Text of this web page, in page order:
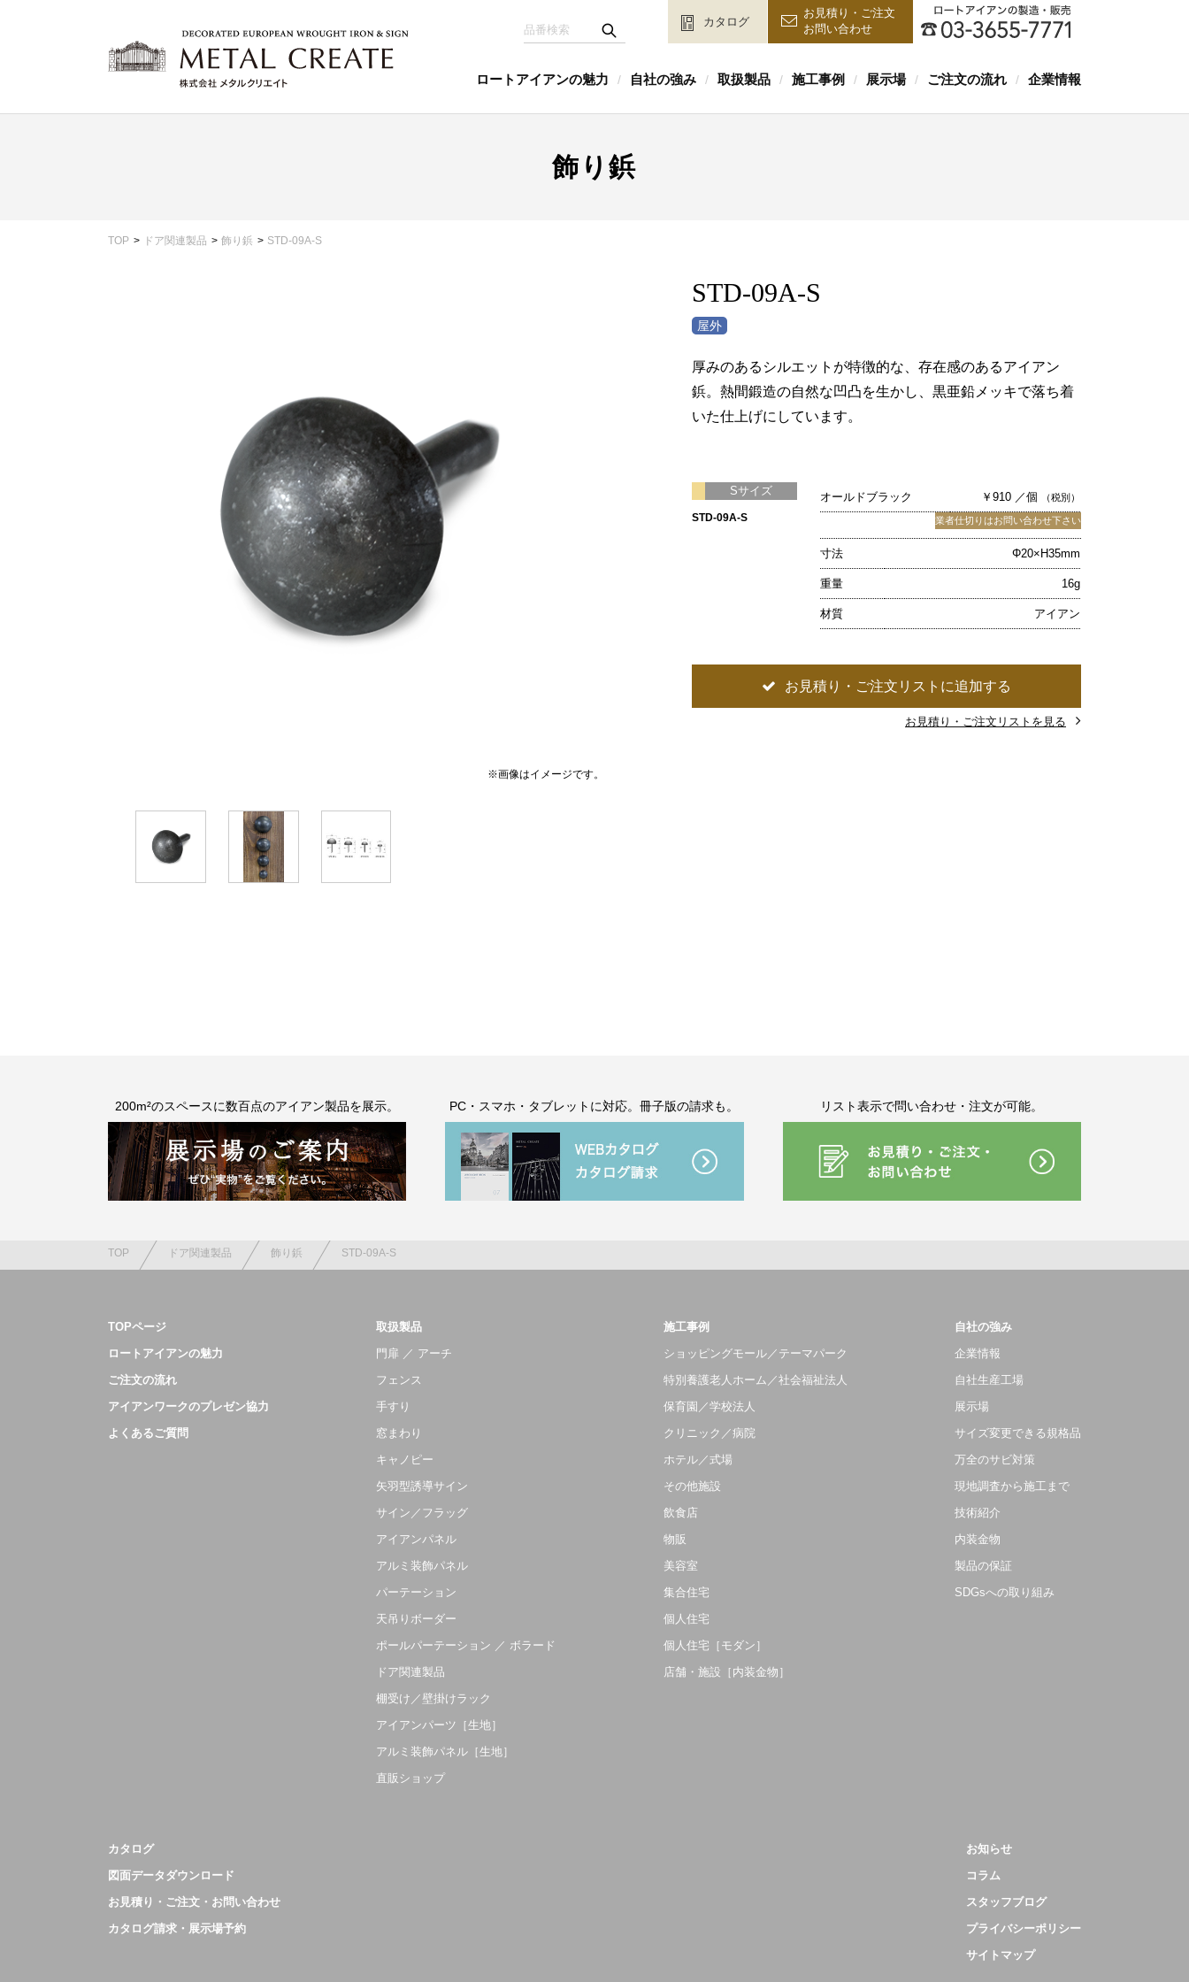
カタログ
お見積り・ご注文
お問い合わせ
ロートアイアンの魅力 / 自社の強み / 取扱製品 / 施工事例 / 展示場 / ご注文の流れ / 企業情報
飾り鋲
TOP ドア関連製品 飾り鋲 STD-09A-S
STD-09A-S
厚みのあるシルエットが特徴的な、存在感のあるアイアン
鋲。熱間鍛造の自然な凹凸を生かし、黒亜鉛メッキで落ち着
いた仕上げにしています。
※画像はイメージです。
Sサイズ
STD-09A-S
オールドブラック ￥910 ／個 （税別）
業者仕切りはお問い合わせ下さい
寸法 Φ20×H35mm
重量 16g
材質 アイアン
お見積り・ご注文リストに追加する
お見積り・ご注文リストを見る
200m²のスペースに数百点のアイアン製品を展示。 PC・スマホ・タブレットに対応。冊子版の請求も。 リスト表示で問い合わせ・注文が可能。
TOP ドア関連製品 飾り鋲 STD-09A-S
TOPページ
ロートアイアンの魅力
ご注文の流れ
アイアンワークのプレゼン協力
よくあるご質問
取扱製品
門扉 ／ アーチ
フェンス
手すり
窓まわり
キャノピー
矢羽型誘導サイン
サイン／フラッグ
アイアンパネル
アルミ装飾パネル
パーテーション
天吊りボーダー
ポールパーテーション ／ ボラード
ドア関連製品
棚受け／壁掛けラック
アイアンパーツ［生地］
アルミ装飾パネル［生地］
直販ショップ
施工事例
ショッピングモール／テーマパーク
特別養護老人ホーム／社会福祉法人
保育園／学校法人
クリニック／病院
ホテル／式場
その他施設
飲食店
物販
美容室
集合住宅
個人住宅
個人住宅［モダン］
店舗・施設［内装金物］
自社の強み
企業情報
自社生産工場
展示場
サイズ変更できる規格品
万全のサビ対策
現地調査から施工まで
技術紹介
内装金物
製品の保証
SDGsへの取り組み
カタログ
図面データダウンロード
お見積り・ご注文・お問い合わせ
カタログ請求・展示場予約
お知らせ
コラム
スタッフブログ
プライバシーポリシー
サイトマップ